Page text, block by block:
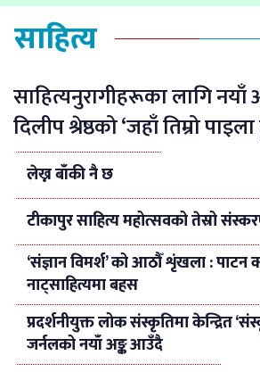
साहित्य
साहित्यनुरागीहरूका लागि
दिलीप श्रेष्ठको ‘जहाँ तिम्रो
लेख्न बाँकी नै छ
टीकापुर साहित्य महोत्सवको तेस्रो
‘संज्ञान विमर्श’ को आठौँ शृंखला : पाटन
नाट्साहित्यमा बहस
प्रदर्शनीयुक्त लोक संस्कृतिमा केन्द्रित
जर्नलको नयाँ अङ्क आउँदै